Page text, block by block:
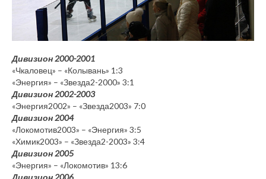
Дивизион 2000-2001
«Чкаловец» – «Колывань» 1:3
«Энергия» – «Звезда2-2000» 3:1
Дивизион 2002-2003
«Энергия2002» – «Звезда2003» 7:0
Дивизион 2004
«Локомотив2003» – «Энергия» 3:5
«Химик2003» – «Звезда2-2003» 3:4
Дивизион 2005
«Энергия» – «Локомотив» 13:6
Дивизион 2006